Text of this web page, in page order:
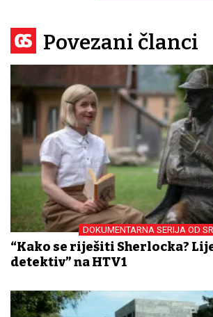
Povezani članci
DOKUMENTARNA SERIJA OD
“Kako se riješiti Sherlocka?
detektiv” na HTV1